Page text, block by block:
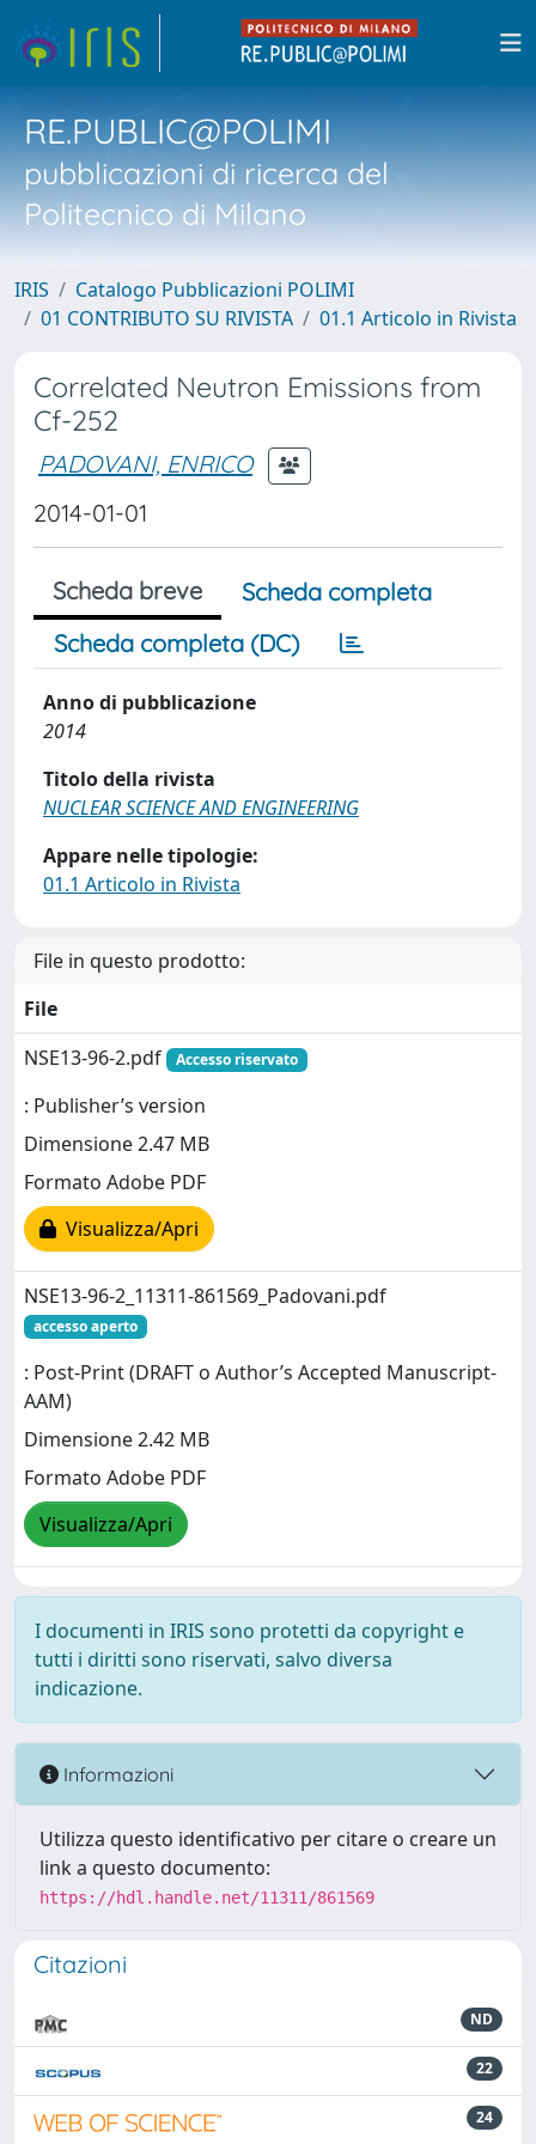
RE.PUBLIC@POLIMI
pubblicazioni di ricerca del
Politecnico di Milano
IRIS
Catalogo Pubblicazioni POLIMI
01 CONTRIBUTO SU RIVISTA
01.1 Articolo in Rivista
Correlated Neutron Emissions from
Cf-252
PADOVANI, ENRICO
2014-01-01
Scheda breve
Scheda completa
Scheda completa (DC)
Anno di pubblicazione
2014
Titolo della rivista
NUCLEAR SCIENCE AND ENGINEERING
Appare nelle tipologie:
01.1 Articolo in Rivista
File in questo prodotto:
File
NSE13-96-2.pdf
Accesso riservato
: Publisher’s version
Dimensione 2.47 MB
Formato Adobe PDF
Visualizza/Apri
NSE13-96-2_11311-861569_Padovani.pdf
accesso aperto
: Post-Print (DRAFT o Author’s Accepted Manuscript-
AAM)
Dimensione 2.42 MB
Formato Adobe PDF
Visualizza/Apri
I documenti in IRIS sono protetti da copyright e
tutti i diritti sono riservati, salvo diversa
indicazione.
Informazioni
Utilizza questo identificativo per citare o creare un
link a questo documento:
https://hdl.handle.net/11311/861569
Citazioni
ND
22
24